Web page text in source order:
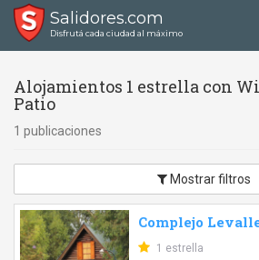
Salidores.com
Disfrutá cada ciudad al máximo
Alojamientos 1 estrella con
Patio
1 publicaciones
Mostrar filtros
Complejo
1 estrella